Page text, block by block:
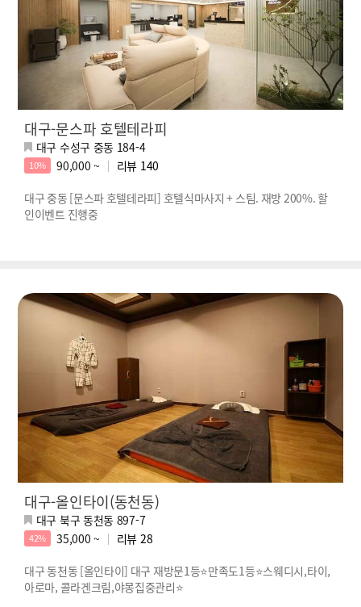
대구-문스파 호텔테라피
대구 수성구 중동 184-4
10% 90,000 ~ 리뷰 140
대구 중동 [문스파 호텔테라피] 호텔식마사지 + 스팀. 재방 200%. 할
인이벤트 진행중
대구-올인타이(동천동)
대구 북구 동천동 897-7
42% 35,000 ~ 리뷰 28
대구 동천동 [올인타이] 대구 재방문1등⭐만족도1등⭐스웨디시,타이,
아로마, 콜라겐크림,야몽집중관리⭐